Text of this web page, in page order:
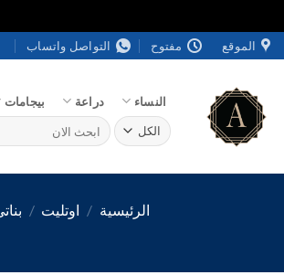
تخطي
للمحتوى
الموقع مفتوح التواصل واتساب
النساء دراعة بيجامات
البحث
عن:
الرئيسية / اوتليت /